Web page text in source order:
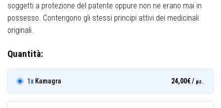
soggetti a protezione del patente oppure non ne erano mai in
possesso. Contengono gli stessi principi attivi dei medicinali
originali.
Quantità:
1x Kamagra 24,00€/ pz.